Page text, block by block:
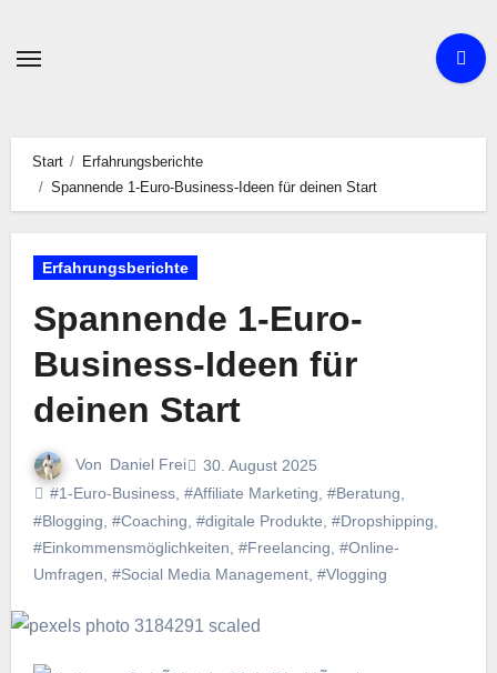
Start
Erfahrungsberichte
Spannende 1-Euro-Business-Ideen für deinen Start
Erfahrungsberichte
Spannende 1-Euro-
Business-Ideen für
deinen Start
Von Daniel Frei
30. August 2025
#1-Euro-Business, #Affiliate Marketing #Beratung
#Blogging #Coaching #digitale Produkte #Dropshipping
#Einkommensmöglichkeiten #Freelancing #Online-
Umfragen #Social Media Management, #Vlogging